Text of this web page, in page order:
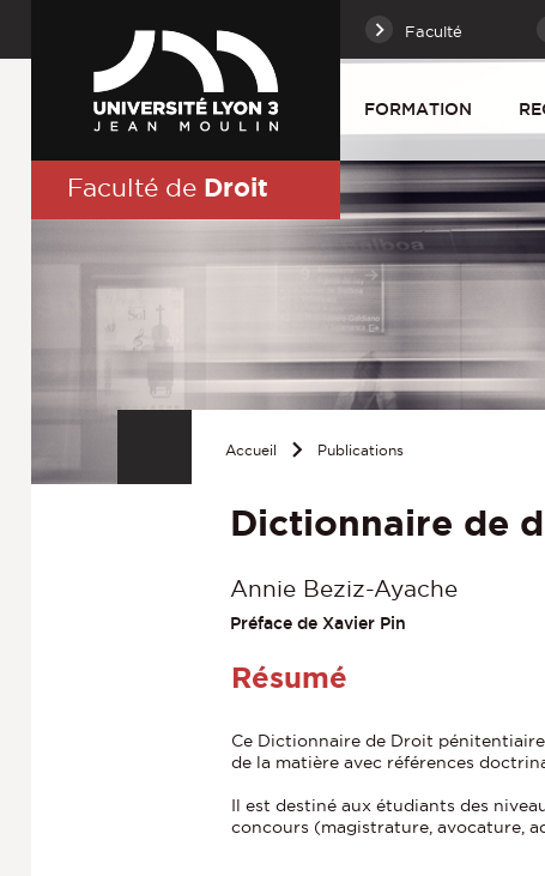
Faculté
FORMATION
Faculté de Droit
Accueil Publications
Dictionnaire de
Annie Beziz-Ayache
Préface de Xavier Pin
Résumé
Ce Dictionnaire de Droit
de la matière avec références
Il est destiné aux étudiants des
concours (magistrature, avocature,